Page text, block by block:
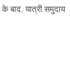
बाद, यात्री समुदाय